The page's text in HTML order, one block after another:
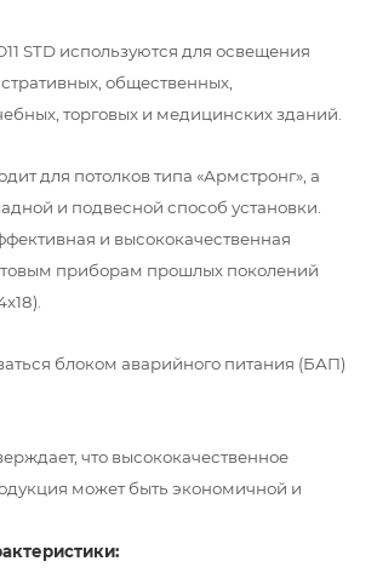
STD используются для освещения
общественных,
торговых и медицинских зданий.
для потолков типа «Армстронг», а
и подвесной способ установки.
и высококачественная
приборам прошлых поколений
блоком аварийного питания (БАП)
что высококачественное
может быть экономичной и